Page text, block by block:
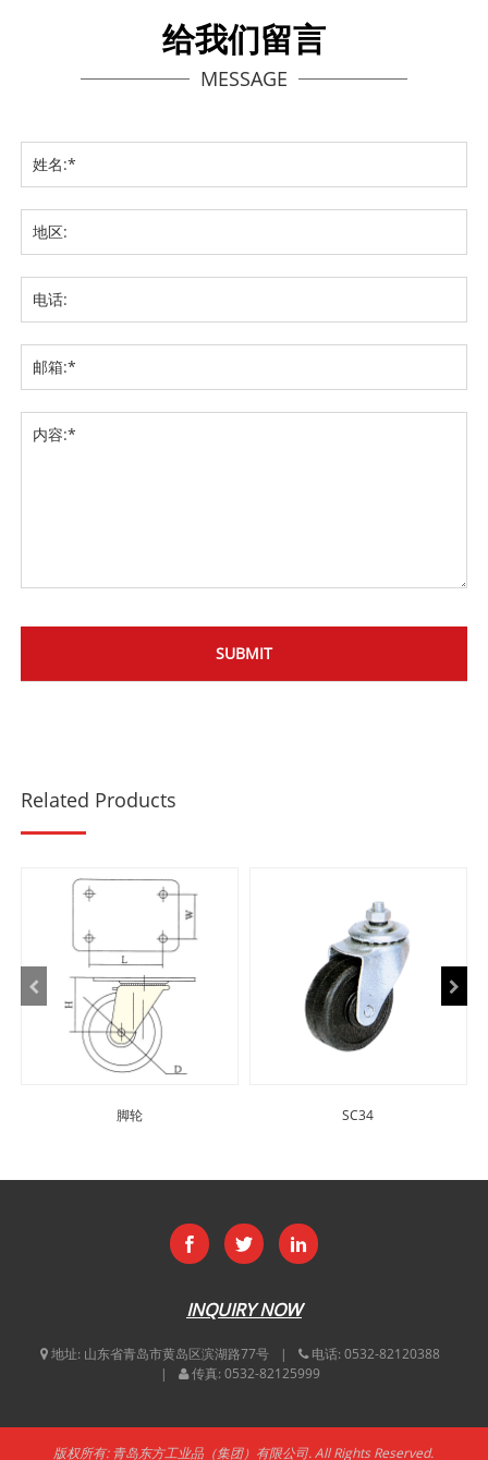
给我们留言
MESSAGE
Related Products
脚轮 SC34
INQUIRY NOW
地址: 山东省青岛市黄岛区滨湖路77号 电话: 0532-82120388
传真: 0532-82125999
版权所有: 青岛东方工业品（集团）有限公司. All Rights Reserved.